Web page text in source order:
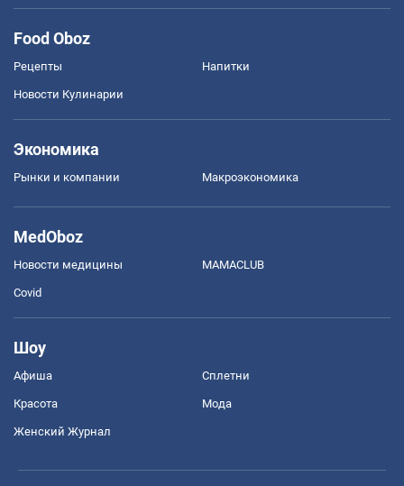
Food Oboz
Рецепты Напитки
Новости Кулинарии
Экономика
Рынки и компании Mакроэкономика
MedOboz
Новости медицины MAMACLUB
Covid
Шоу
Афиша Сплетни
Красота Мода
Женский Журнал